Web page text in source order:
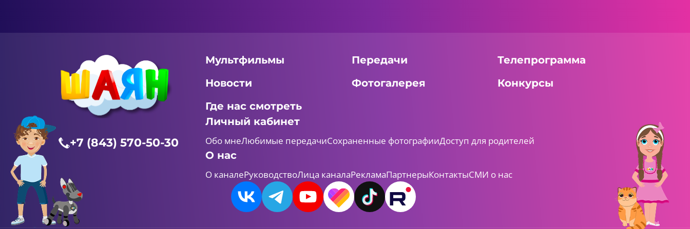
+7 (843) 570-50-30
Мультфильмы Передачи
Телепрограмма
Новости
Фотогалерея
Конкурсы
Где нас смотреть
Личный кабинет
Обо мнеЛюбимые передачиСохраненные фотографииДоступ для родителей
О нас
О каналеРуководствоЛица каналаРекламаПартнерыКонтактыСМИ о нас